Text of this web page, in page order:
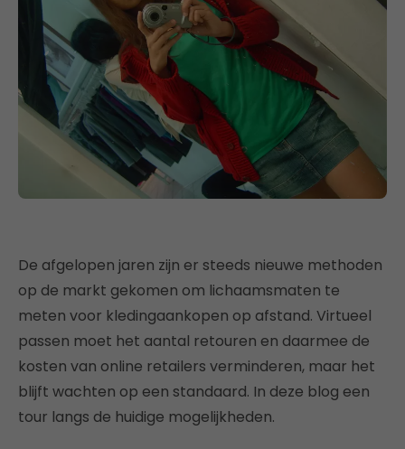
De afgelopen jaren zijn er steeds nieuwe methoden
op de markt gekomen om lichaamsmaten te
meten voor kledingaankopen op afstand. Virtueel
passen moet het aantal retouren en daarmee de
kosten van online retailers verminderen, maar het
blijft wachten op een standaard. In deze blog een
tour langs de huidige mogelijkheden.